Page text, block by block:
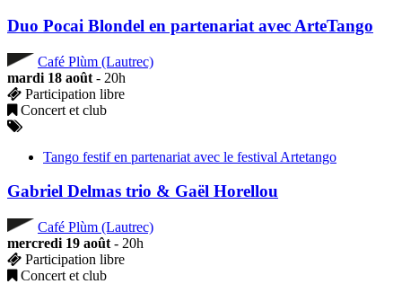
Duo Pocai Blondel en partenariat avec ArteTango
Café Plùm (Lautrec)
mardi 18 août - 20h
Participation libre
Concert et club
Tango festif en partenariat avec le festival Artetango
Gabriel Delmas trio & Gaël Horellou
Café Plùm (Lautrec)
mercredi 19 août - 20h
Participation libre
Concert et club